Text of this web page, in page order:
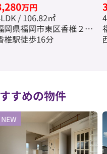
建☆仲介手数料半額☆
万円
/ 106.82㎡
岡県福岡市東区香椎２丁
椎駅徒歩16分
すめの物件
NEW